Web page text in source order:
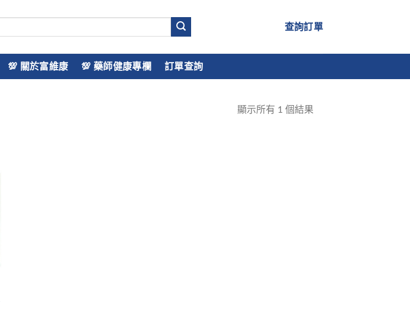
查詢訂單
💯 關於富維康 💯 藥師健康專欄 訂單查詢
顯示所有 1 個結果